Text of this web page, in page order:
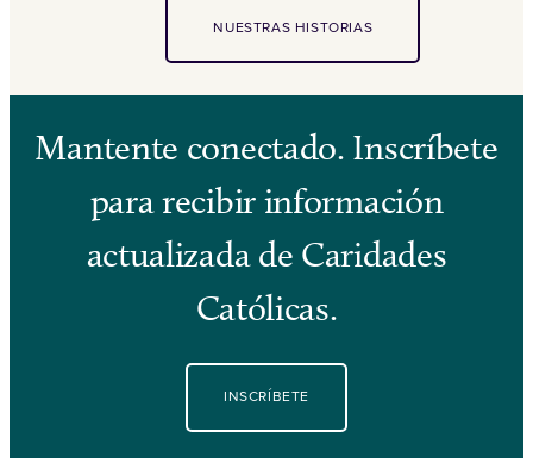
NUESTRAS HISTORIAS
Mantente conectado. Inscríbete
para recibir información
actualizada de Caridades
Católicas.
INSCRÍBETE